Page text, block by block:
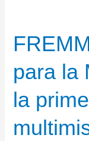
sin
para la
la